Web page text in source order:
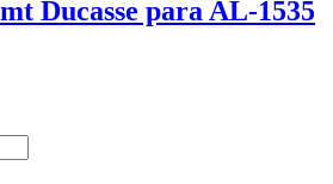
Ducasse para AL-1535